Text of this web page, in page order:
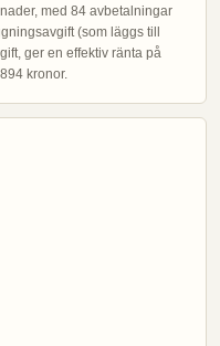
med 84 avbetalningar
(som läggs till
ger en effektiv ränta på
kronor.